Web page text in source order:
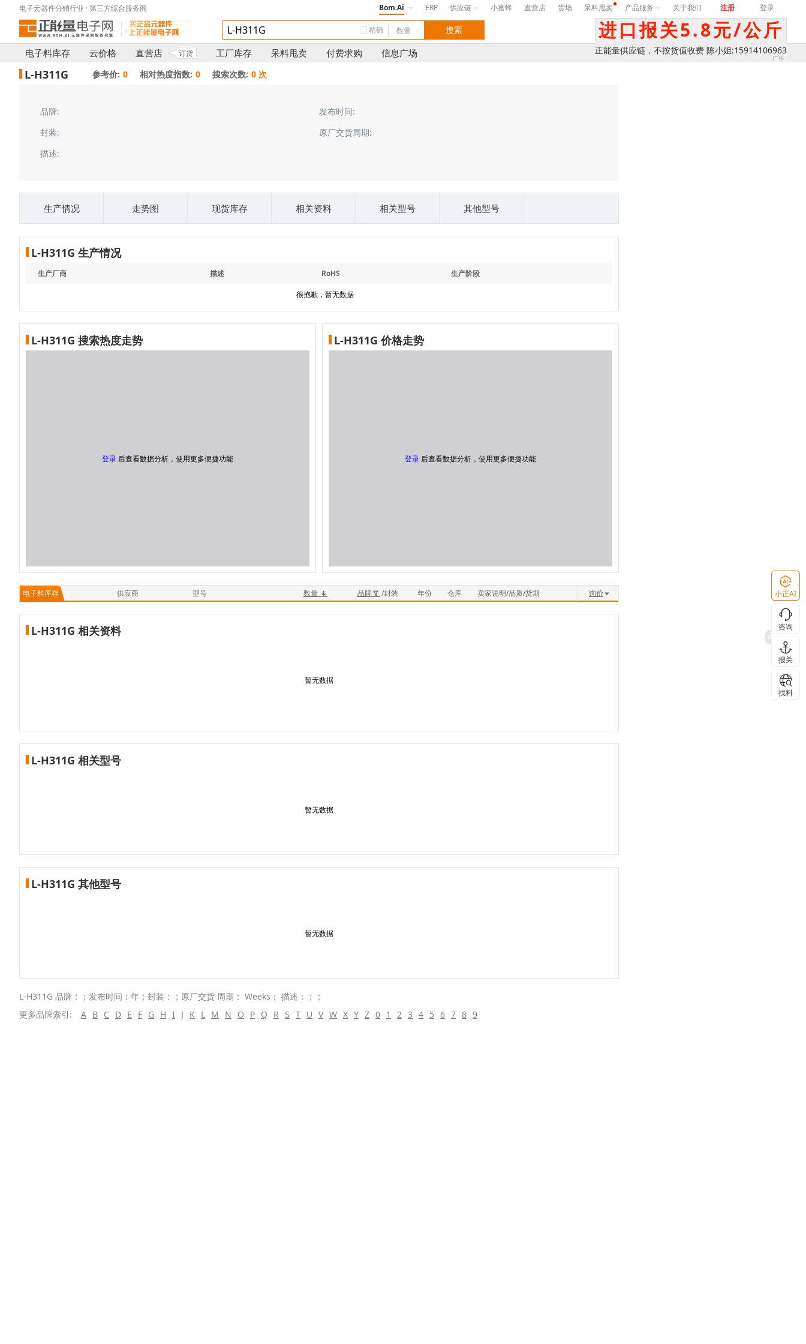
电子元器件分销行业 · 第三方综合服务商 Bom.Ai ERP 供应链 小蜜蜂 直营店 货场 呆料甩卖 产品服务 关于我们 注册 登录
精确 进口报关5.8元/公斤
正能量供应链，不按货值收费 陈小姐:15914106963
电子料库存 云价格 直营店 订货 工厂库存 呆料甩卖 付费求购 信息广场
L-H311G 参考价: 0 相对热度指数: 0 搜索次数: 0 次
品牌:
发布时间:
封装:
原厂交货周期:
描述:
生产情况 走势图 现货库存 相关资料 相关型号 其他型号
L-H311G 生产情况
生产厂商 描述 RoHS 生产阶段
很抱歉，暂无数据
L-H311G 搜索热度走势
登录 后查看数据分析，使用更多便捷功能
L-H311G 价格走势
登录 后查看数据分析，使用更多便捷功能
电子料库存 供应商 型号 数量 品牌 /封装 年份 仓库 卖家说明/品质/货期 询价
L-H311G 相关资料
暂无数据
L-H311G 相关型号
暂无数据
L-H311G 其他型号
暂无数据
L-H311G 品牌：；发布时间：年；封装：；原厂交货 周期： Weeks； 描述：；；
更多品牌索引:
A B C D E F G H I J K L M N O P Q R S T U V W X Y Z 0 1 2 3 4 5 6 7 8 9
小正AI
咨询
报关
找料